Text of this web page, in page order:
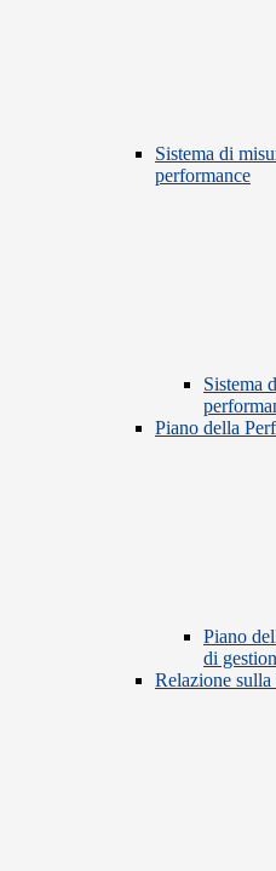
Sistema di
performance
Sistema
Piano della
Piano
di
Relazione sulla